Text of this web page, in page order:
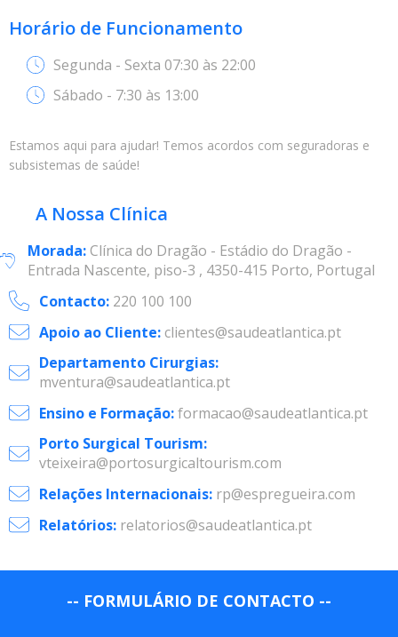
Horário de Funcionamento
Segunda - Sexta 07:30 às 22:00
Sábado - 7:30 às 13:00
Estamos aqui para ajudar! Temos acordos com seguradoras e
subsistemas de saúde!
A Nossa Clínica
Morada:Clínica do Dragão - Estádio do Dragão -
Entrada Nascente, piso-3 , 4350-415 Porto, Portugal
Contacto:220 100 100
Apoio ao Cliente:clientes@saudeatlantica.pt
Departamento Cirurgias:
mventura@saudeatlantica.pt
Ensino e Formação:formacao@saudeatlantica.pt
Porto Surgical Tourism:
vteixeira@portosurgicaltourism.com
Relações Internacionais:rp@espregueira.com
Relatórios:relatorios@saudeatlantica.pt
-- FORMULÁRIO DE CONTACTO --